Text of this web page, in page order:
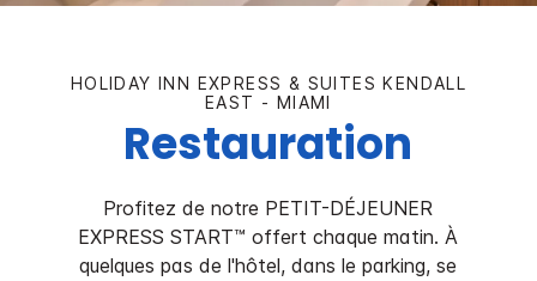
HOLIDAY INN EXPRESS & SUITES KENDALL
EAST - MIAMI
Restauration
Profitez de notre PETIT-DÉJEUNER
EXPRESS START™ offert chaque matin. À
quelques pas de l'hôtel, dans le parking, se